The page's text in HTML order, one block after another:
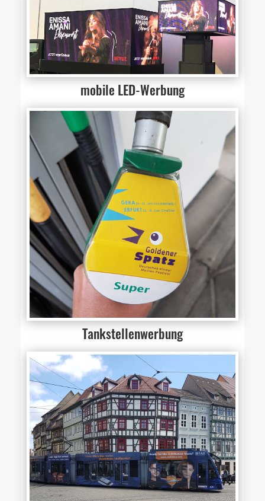
mobile LED-Werbung
Tankstellenwerbung